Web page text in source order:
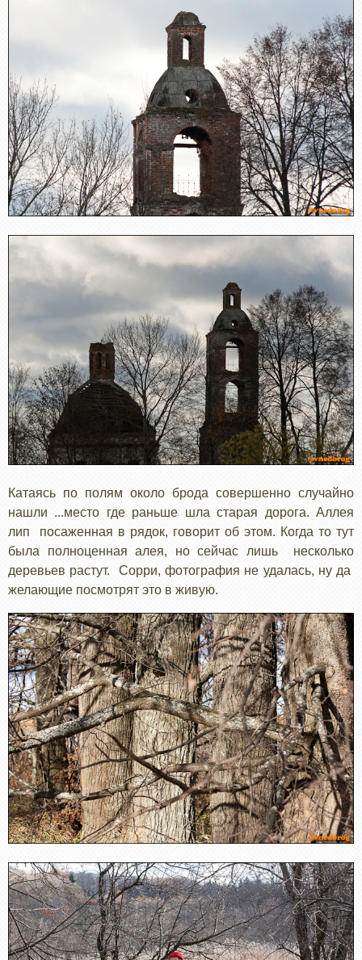
Катаясь по полям около брода совершенно случайно
нашли ...место где раньше шла старая дорога. Аллея
лип посаженная в рядок, говорит об этом. Когда то тут
была полноценная алея, но сейчас лишь несколько
деревьев растут. Сорри, фотография не удалась, ну да
желающие посмотрят это в живую.